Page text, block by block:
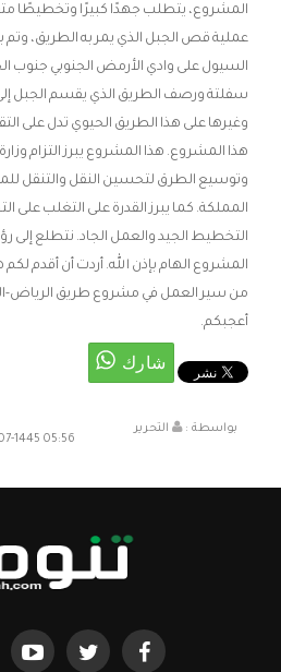
المشروع، يتطلب جهدًا كبيرًا وتخطيطًا
عملية قص الجبل الذي يمر به الطريق، وتم
السيول على وادي الأرمض الجنوبي جنوب
سفلتة ورصف الطريق الذي يقسم الجبل
وغيرها على هذا الطريق الحيوي تدل على
هذا المشروع. هذا المشروع يبرز التزام
وتوسيع الطرق لتحسين النقل والتنقل
المملكة. كما يبرز القدرة على التغلب على
التخطيط الجيد والعمل الجاد. نتطلع إلى
المشروع الهام بإذن الله. أردت أن أقدم لكم
من سير العمل في مشروع طريق الرياض-
أعجبكم.
بواسطة :
التحرير
06-07-1445 05:56